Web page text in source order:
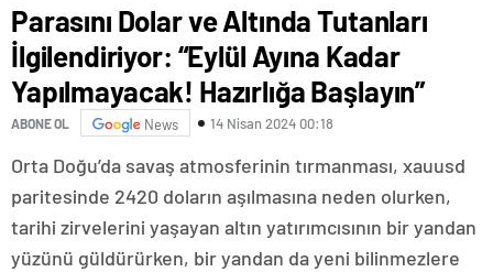
Parasını Dolar ve Altında Tutanları
İlgilendiriyor: “Eylül Ayına Kadar
Yapılmayacak! Hazırlığa Başlayın”
ABONE OL News 14 Nisan 2024 00:18
Orta Doğu’da savaş atmosferinin tırmanması, xauusd
paritesinde 2420 doların aşılmasına neden olurken,
tarihi zirvelerini yaşayan altın yatırımcısının bir yandan
yüzünü güldürürken, bir yandan da yeni bilinmezlere